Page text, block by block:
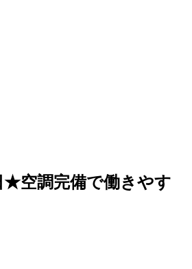
★空調完備で働きやす